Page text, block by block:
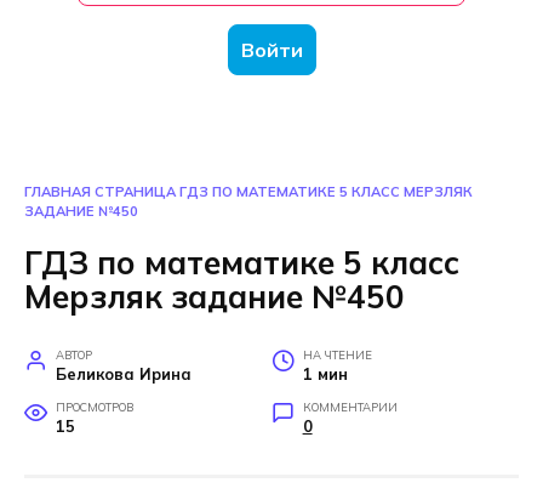
Войти
ГЛАВНАЯ СТРАНИЦА ГДЗ ПО МАТЕМАТИКЕ 5 КЛАСС МЕРЗЛЯК
ЗАДАНИЕ №450
ГДЗ по математике 5 класс
Мерзляк задание №450
АВТОР
Беликова Ирина
НА ЧТЕНИЕ
1 мин
ПРОСМОТРОВ
15
КОММЕНТАРИИ
0